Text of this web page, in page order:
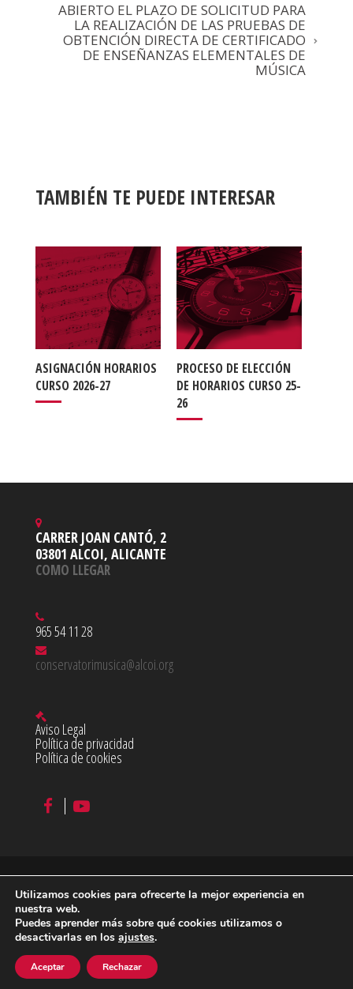
ABIERTO EL PLAZO DE SOLICITUD PARA
LA REALIZACIÓN DE LAS PRUEBAS DE
OBTENCIÓN DIRECTA DE CERTIFICADO
DE ENSEÑANZAS ELEMENTALES DE
MÚSICA
TAMBIÉN TE PUEDE INTERESAR
ASIGNACIÓN HORARIOS
CURSO 2026-27
PROCESO DE ELECCIÓN
DE HORARIOS CURSO 25-
26
CARRER JOAN CANTÓ, 2
03801 ALCOI, ALICANTE
COMO LLEGAR
965 54 11 28
conservatorimusica@alcoi.org
Aviso Legal
Política de privacidad
Política de cookies
©2026 Conservatorio Profesional de Música Juan Cantó en
Alcoy
Utilizamos cookies para ofrecerte la mejor experiencia en
nuestra web.
Puedes aprender más sobre qué cookies utilizamos o
desactivarlas en los ajustes.
Aceptar Rechazar